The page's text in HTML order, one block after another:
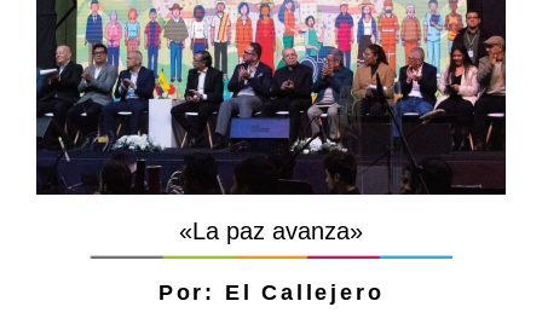
«La paz avanza»
Por: El Callejero